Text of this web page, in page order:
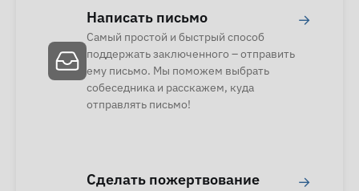
Написать письмо
Самый простой и быстрый способ
поддержать заключенного – отправить
ему письмо. Мы поможем выбрать
собеседника и расскажем, куда
отправлять письмо!
→
Сделать пожертвование →